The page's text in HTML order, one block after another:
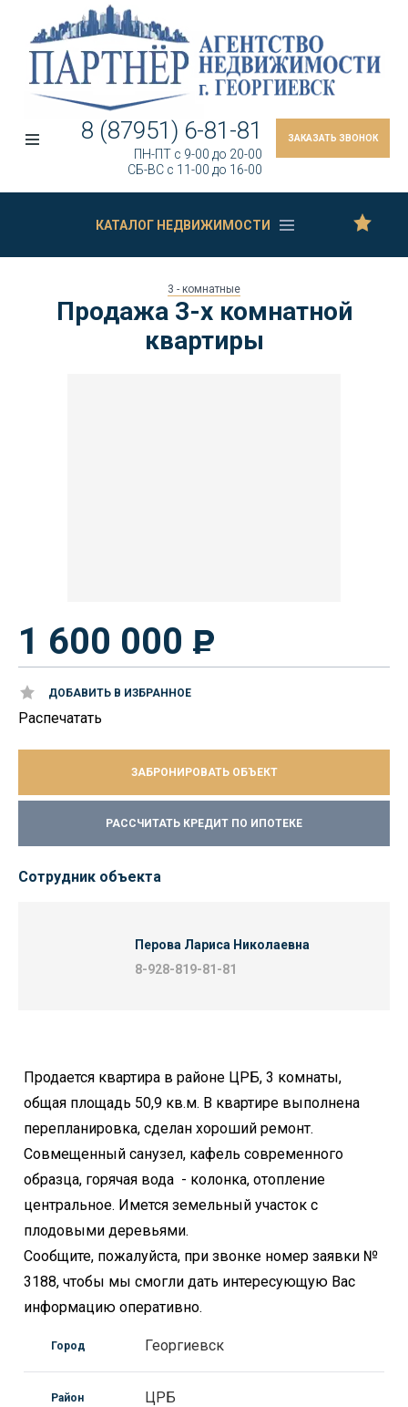
ЗАКАЗАТЬ ЗВОНОК
8 (87951) 6-81-81
ПН-ПТ c 9-00 до 20-00
СБ-ВС c 11-00 до 16-00
КАТАЛОГ НЕДВИЖИМОСТИ
3 - комнатные
Продажа 3-х комнатной
квартиры
1 600 000
ДОБАВИТЬ В ИЗБРАННОЕ
Распечатать
ЗАБРОНИРОВАТЬ ОБЪЕКТ
РАССЧИТАТЬ КРЕДИТ ПО ИПОТЕКЕ
Сотрудник объекта
Перова Лариса Николаевна
8-928-819-81-81
Продается квартира в районе ЦРБ, 3 комнаты,
общая площадь 50,9 кв.м. В квартире выполнена
перепланировка, сделан хороший ремонт.
Совмещенный санузел, кафель современного
образца, горячая вода - колонка, отопление
центральное. Имется земельный участок с
плодовыми деревьями.
Сообщите, пожалуйста, при звонке номер заявки №
3188, чтобы мы смогли дать интересующую Вас
информацию оперативно.
Город Георгиевск
Район ЦРБ